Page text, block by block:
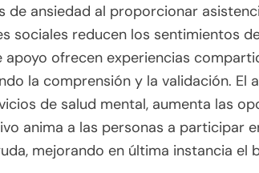
de ansiedad al proporcionar
sociales reducen los sentimientos
apoyo ofrecen experiencias
la comprensión y la validación. El
de salud mental, aumenta las
anima a las personas a participar
mejorando en última instancia el